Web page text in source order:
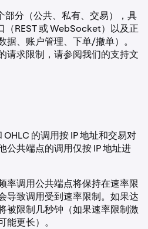
部分（公共、私有、交易），具
（REST 或 WebSocket）以及正
据、账户管理、下单/撤单）。
请求限制，请参阅我们的支持文
的调用按 IP 地址和交易对
公共端点的调用仅按 IP 地址进
率调用公共端点将保持在速率限
导致调用受到速率限制。如果达
被限制几秒钟（如果速率限制激
更长）。